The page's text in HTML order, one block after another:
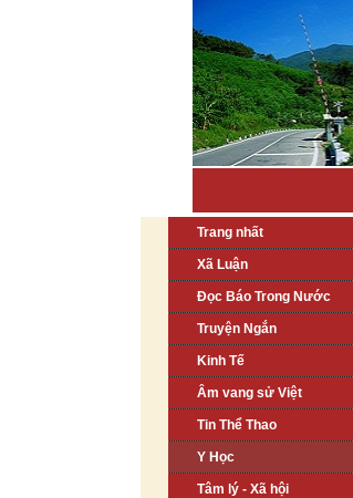
Trang nhất
Xã Luận
Đọc Báo Trong Nước
Truyện Ngắn
Kinh Tế
Âm vang sử Việt
Tin Thể Thao
Y Học
Tâm lý - Xã hội